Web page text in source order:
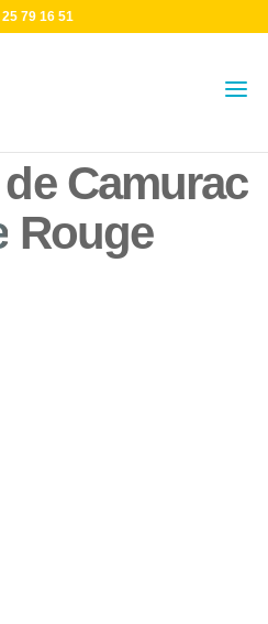
25 79 16 51
Camurac
Rouge